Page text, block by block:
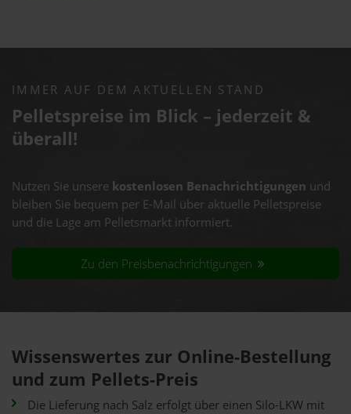
IMMER AUF DEM AKTUELLEN STAND
Pelletspreise im Blick – jederzeit &
überall!
Nutzen Sie unsere kostenlosen Benachrichtigungen und
bleiben Sie bequem per E-Mail über aktuelle Pelletspreise
und die Lage am Pelletsmarkt informiert.
Zu den Preisbenachrichtigungen
Wissenswertes zur Online-Bestellung
und zum Pellets-Preis
Die Lieferung nach Salz erfolgt über einen Silo-LKW mit